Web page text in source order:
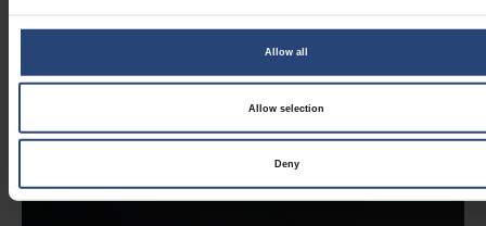
Allow all
Allow selection
Deny